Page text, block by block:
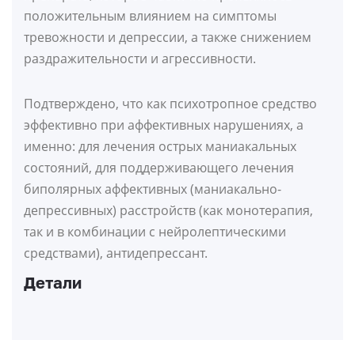
положительным влиянием на симптомы
тревожности и депрессии, а также снижением
раздражительности и агрессивности.
Подтверждено, что как психотропное средство
эффективно при аффективных нарушениях, а
именно: для лечения острых маниакальных
состояний, для поддерживающего лечения
биполярных аффективных (маниакально-
депрессивных) расстройств (как монотерапия,
так и в комбинации с нейролептическими
средствами), антидепрессант.
Детали